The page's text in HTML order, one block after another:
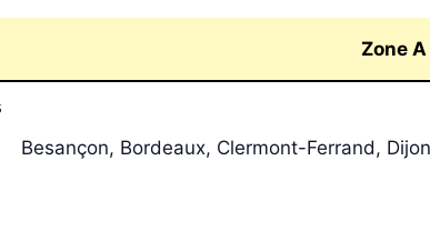
Zone A
Besançon, Bordeaux, Clermont-Ferrand,